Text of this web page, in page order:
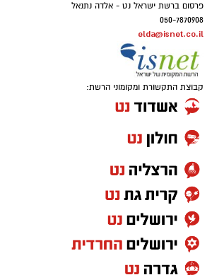
פרסום ברשת ישראל נט - אלדה נתנאל
050-7870908
elda@isnet.co.il
קבוצת התקשורת ומקומוני הרשת: